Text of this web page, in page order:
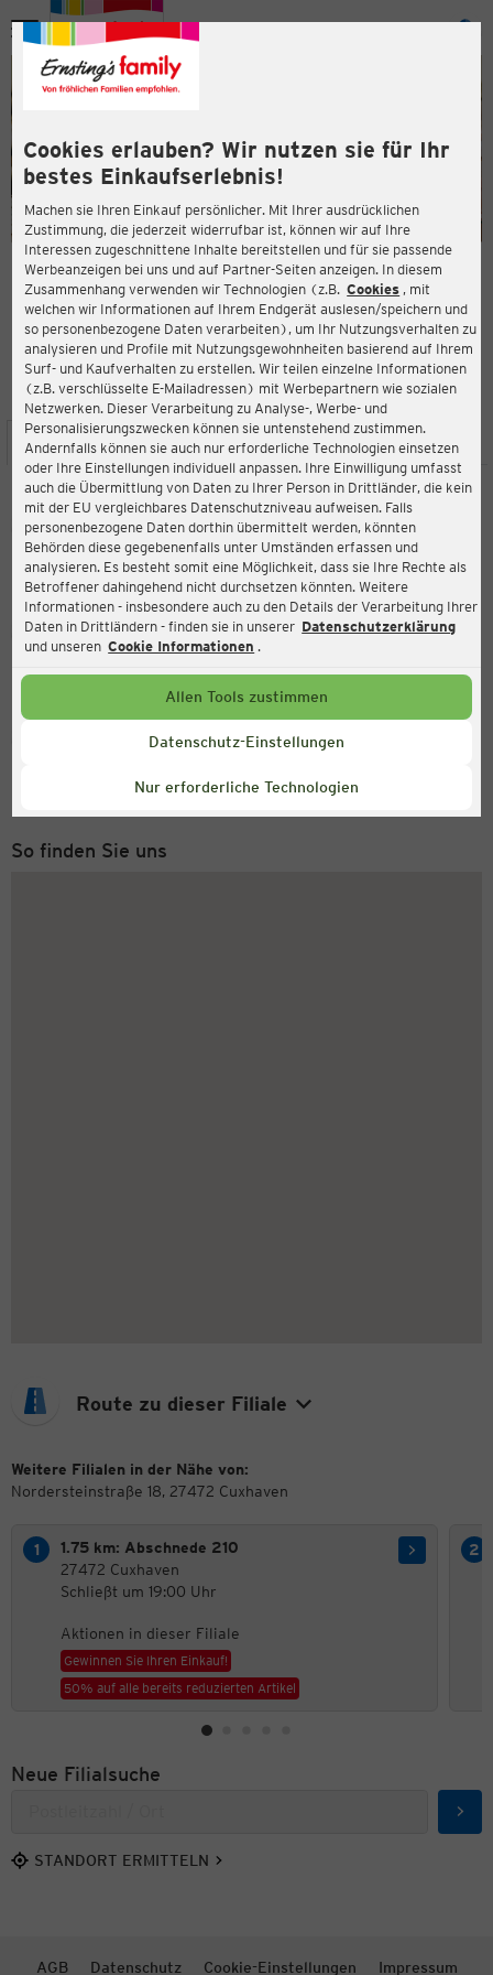
Cookies erlauben? Wir nutzen sie für Ihr
bestes Einkaufserlebnis!
Machen sie Ihren Einkauf persönlicher. Mit Ihrer ausdrücklichen
Zustimmung, die jederzeit widerrufbar ist, können wir auf Ihre
Interessen zugeschnittene Inhalte bereitstellen und für sie passende
Werbeanzeigen bei uns und auf Partner-Seiten anzeigen. In diesem
Zusammenhang verwenden wir Technologien (z.B. Cookies , mit
welchen wir Informationen auf Ihrem Endgerät auslesen/speichern und
so personenbezogene Daten verarbeiten), um Ihr Nutzungsverhalten zu
analysieren und Profile mit Nutzungsgewohnheiten basierend auf Ihrem
Surf- und Kaufverhalten zu erstellen. Wir teilen einzelne Informationen
(z.B. verschlüsselte E-Mailadressen) mit Werbepartnern wie sozialen
Netzwerken. Dieser Verarbeitung zu Analyse-, Werbe- und
Personalisierungszwecken können sie untenstehend zustimmen.
Andernfalls können sie auch nur erforderliche Technologien einsetzen
oder Ihre Einstellungen individuell anpassen. Ihre Einwilligung umfasst
auch die Übermittlung von Daten zu Ihrer Person in Drittländer, die kein
mit der EU vergleichbares Datenschutzniveau aufweisen. Falls
personenbezogene Daten dorthin übermittelt werden, könnten
Behörden diese gegebenenfalls unter Umständen erfassen und
analysieren. Es besteht somit eine Möglichkeit, dass sie Ihre Rechte als
Betroffener dahingehend nicht durchsetzen könnten. Weitere
Informationen - insbesondere auch zu den Details der Verarbeitung Ihrer
Daten in Drittländern - finden sie in unserer Datenschutzerklärung
und unseren Cookie Informationen .
Allen Tools zustimmen
Datenschutz-Einstellungen
Nur erforderliche Technologien
Menü
ERNSTING'S FAMILY FILIALE
Nordersteinstraße 18
27472 Cuxhaven
4,0
Bewertung:
STANDORT SERVICES SORTIMENT AKTIONEN
Ernsting's family
Nordersteinstraße 18, 27472 Cuxhaven
Aktuell:
Geöffnet
Service Hotline
Montag bis Freitag 8-18 Uhr
So finden Sie uns
Route zu dieser Filiale
Weitere Filialen in der Nähe von:
Nordersteinstraße 18, 27472 Cuxhaven
1.75 km: Abschnede 210
27472 Cuxhaven
Schließt um 19:00 Uhr
Aktionen in dieser Filiale
Gewinnen Sie Ihren Einkauf!
50% auf alle bereits reduzierten Artikel
Neue Filialsuche
STANDORT ERMITTELN
AGB Datenschutz Cookie-Einstellungen Impressum